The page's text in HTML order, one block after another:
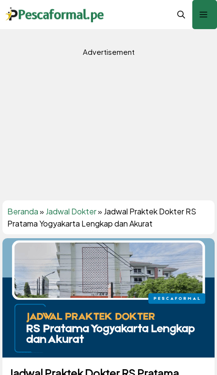
Langsung
ke
Advertisement
Beranda» Jadwal Dokter» Jadwal Praktek Dokter RS
Pratama Yogyakarta Lengkap dan Akurat